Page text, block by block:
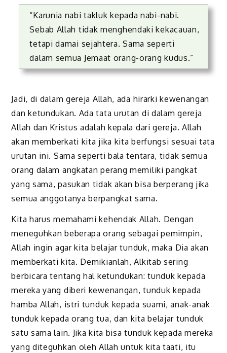
“Karunia nabi takluk kepada nabi-nabi.
Sebab Allah tidak menghendaki kekacauan,
tetapi damai sejahtera. Sama seperti
dalam semua Jemaat orang-orang kudus.”
Jadi, di dalam gereja Allah, ada hirarki kewenangan
dan ketundukan. Ada tata urutan di dalam gereja
Allah dan Kristus adalah kepala dari gereja. Allah
akan memberkati kita jika kita berfungsi sesuai tata
urutan ini. Sama seperti bala tentara, tidak semua
orang dalam angkatan perang memiliki pangkat
yang sama, pasukan tidak akan bisa berperang jika
semua anggotanya berpangkat sama.
Kita harus memahami kehendak Allah. Dengan
meneguhkan beberapa orang sebagai pemimpin,
Allah ingin agar kita belajar tunduk, maka Dia akan
memberkati kita. Demikianlah, Alkitab sering
berbicara tentang hal ketundukan: tunduk kepada
mereka yang diberi kewenangan, tunduk kepada
hamba Allah, istri tunduk kepada suami, anak-anak
tunduk kepada orang tua, dan kita belajar tunduk
satu sama lain. Jika kita bisa tunduk kepada mereka
yang diteguhkan oleh Allah untuk kita taati, itu